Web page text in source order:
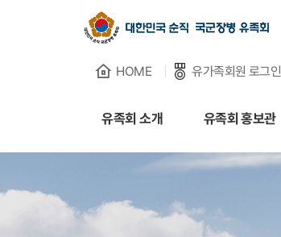
순직군인 유가족 찾기
HOME 유가족회원 로그인
유족회 소개 유족회 홍보관